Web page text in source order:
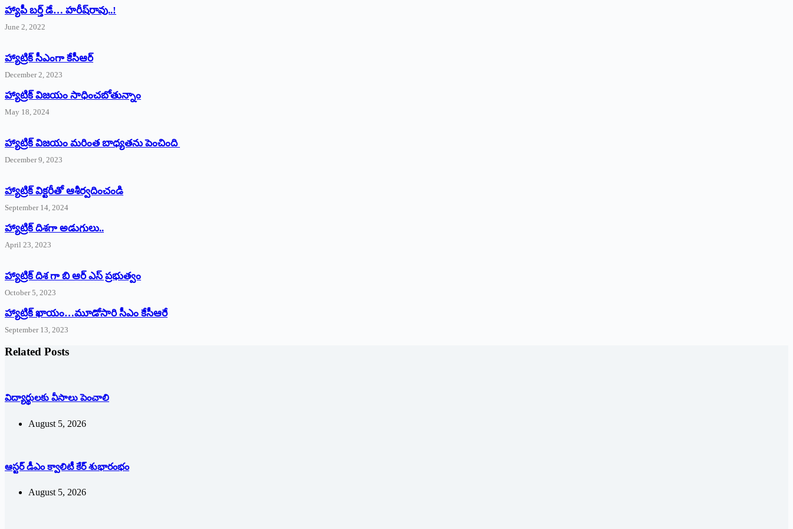
హ్యాపీ బర్త్ ‌డే… హరీష్‌రావు..!
June 2, 2022
హ్యాట్రిక్‌ ‌సీఎంగా కేసీఆర్‌
December 2, 2023
హ్యాట్రిక్‌ విజయం సాధించబోతున్నాం
May 18, 2024
హ్యాట్రిక్ విజయం మరింత బాధ్యతను పెంచింది
December 9, 2023
హ్యాట్రిక్‌ ‌విక్టరీతో ఆశీర్వదించండి
September 14, 2024
‌హ్యాట్రిక్‌ ‌దిశగా అడుగులు..
April 23, 2023
హ్యాట్రిక్ దిశ గా బి ఆర్ ఎస్ ప్రభుత్వం
October 5, 2023
హ్యాట్రిక్‌ ‌ఖాయం…మూడోసారి సీఎం కేసీఆరే
September 13, 2023
Related Posts
విద్యార్థులకు వీసాలు పెంచాలి
August 5, 2026
ఆస్టర్ డీఎం క్వాలిటీ కేర్ శుభారంభం
August 5, 2026